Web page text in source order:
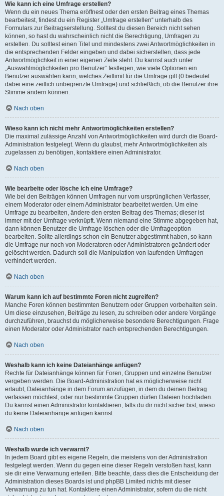
Wie kann ich eine Umfrage erstellen?
Wenn du ein neues Thema eröffnest oder den ersten Beitrag eines Themas
bearbeitest, findest du ein Register „Umfrage erstellen“ unterhalb des
Formulars zur Beitragserstellung. Solltest du diesen Bereich nicht sehen
können, so hast du wahrscheinlich nicht die Berechtigung, Umfragen zu
erstellen. Du solltest einen Titel und mindestens zwei Antwortmöglichkeiten in
die entsprechenden Felder eingeben und dabei sicherstellen, dass jede
Antwortmöglichkeit in einer eigenen Zeile steht. Du kannst auch unter
„Auswahlmöglichkeiten pro Benutzer“ festlegen, wie viele Optionen ein
Benutzer auswählen kann, welches Zeitlimit für die Umfrage gilt (0 bedeutet
dabei eine zeitlich unbegrenzte Umfrage) und schließlich, ob die Benutzer ihre
Stimme ändern können.
Nach oben
Wieso kann ich nicht mehr Antwortmöglichkeiten erstellen?
Die maximal zulässige Anzahl von Antwortmöglichkeiten wird durch die Board-
Administration festgelegt. Wenn du glaubst, mehr Antwortmöglichkeiten als
zugelassen zu benötigen, kontaktiere einen Administrator.
Nach oben
Wie bearbeite oder lösche ich eine Umfrage?
Wie bei den Beiträgen können Umfragen nur vom ursprünglichen Verfasser,
einem Moderator oder einem Administrator bearbeitet werden. Um eine
Umfrage zu bearbeiten, ändere den ersten Beitrag des Themas; dieser ist
immer mit der Umfrage verknüpft. Wenn niemand eine Stimme abgegeben hat,
dann können Benutzer die Umfrage löschen oder die Umfrageoption
bearbeiten. Sollte allerdings schon ein Benutzer abgestimmt haben, so kann
die Umfrage nur noch von Moderatoren oder Administratoren geändert oder
gelöscht werden. Dadurch soll die Manipulation von laufenden Umfragen
verhindert werden.
Nach oben
Warum kann ich auf bestimmte Foren nicht zugreifen?
Manche Foren können bestimmten Benutzern oder Gruppen vorbehalten sein.
Um diese einzusehen, Beiträge zu lesen, zu schreiben oder andere Vorgänge
durchzuführen, brauchst du möglicherweise besondere Berechtigungen. Frage
einen Moderator oder Administrator nach entsprechenden Berechtigungen.
Nach oben
Weshalb kann ich keine Dateianhänge anfügen?
Rechte für Dateianhänge können für Foren, Gruppen und einzelne Benutzer
vergeben werden. Die Board-Administration hat es möglicherweise nicht
erlaubt, Dateianhänge in dem Forum anzufügen, in dem du deinen Beitrag
verfassen möchtest, oder nur bestimmte Gruppen dürfen Dateien hochladen.
Du kannst einen Administrator kontaktieren, falls du dir nicht sicher bist, wieso
du keine Dateianhänge anfügen kannst.
Nach oben
Weshalb wurde ich verwarnt?
In jedem Board gibt es eigene Regeln, die meistens von der Administration
festgelegt werden. Wenn du gegen eine dieser Regeln verstoßen hast, kann
sie dir eine Verwarnung erteilen. Bitte beachte, dass dies die Entscheidung der
Administration dieses Boards ist und phpBB Limited nichts mit dieser
Verwarnung zu tun hat. Kontaktiere einen Administrator, sofern du die nicht